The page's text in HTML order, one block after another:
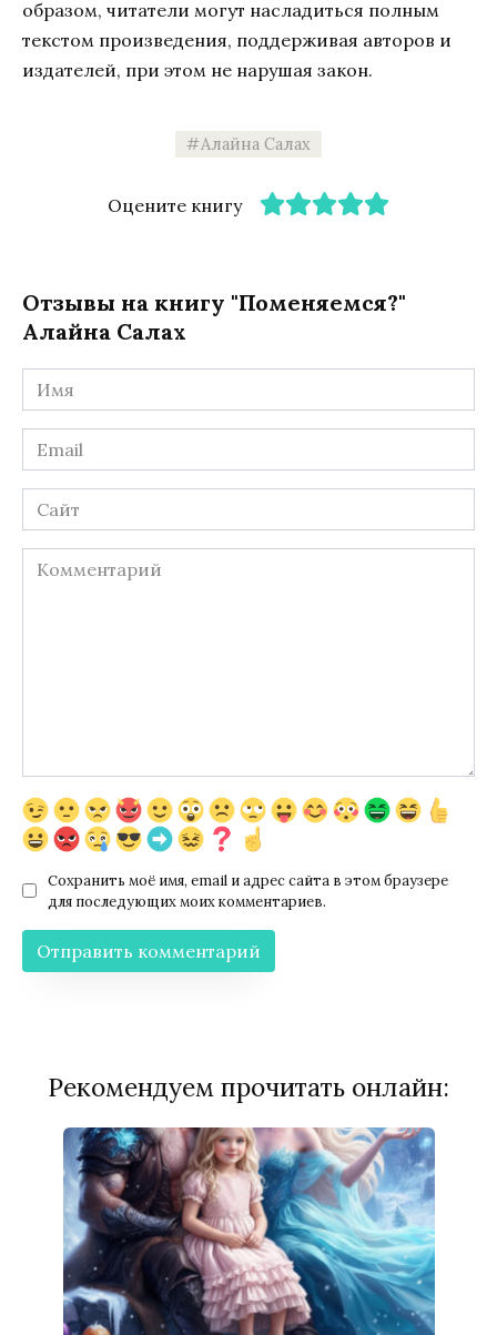
образом, читатели могут насладиться полным
текстом произведения, поддерживая авторов и
издателей, при этом не нарушая закон.
Алайна Салах
Оцените книгу
Отзывы на книгу "Поменяемся?"
Алайна Салах
Имя
*
Email
*
Сайт
Комментарий
Сохранить моё имя, email и адрес сайта в этом браузере
для последующих моих комментариев.
Рекомендуем прочитать онлайн: